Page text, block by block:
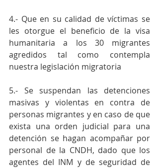
4.- Que en su calidad de víctimas se
les otorgue el beneficio de la visa
humanitaria a los 30 migrantes
agredidos tal como contempla
nuestra legislación migratoria
5.- Se suspendan las detenciones
masivas y violentas en contra de
personas migrantes y en caso de que
exista una orden judicial para una
detención se hagan acompañar por
personal de la CNDH, dado que los
agentes del INM y de seguridad de